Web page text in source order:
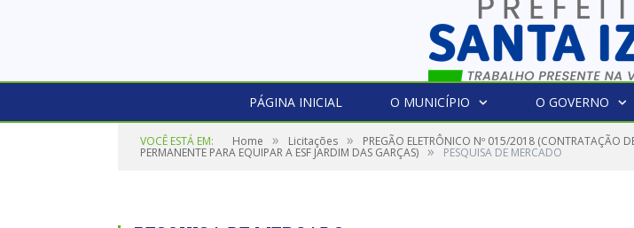
PÁGINA INICIAL O MUNICÍPIO O GOVERNO
VOCÊ ESTÁ EM: Home » Licitações » PREGÃO ELETRÔNICO Nº 015/2018 (CONTRATAÇÃO
PERMANENTE PARA EQUIPAR A ESF JARDIM DAS GARÇAS) » PESQUISA DE MERCADO